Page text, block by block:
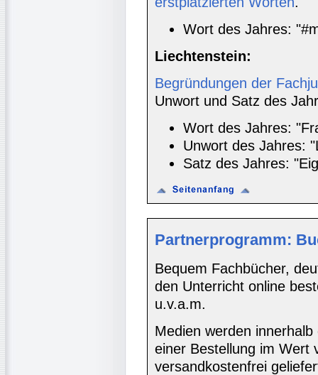
Wort des Jahres:
Liechtenstein:
Begründungen der
Unwort und Satz des
Wort des Jahres:
Unwort des Jahres:
Satz des Jahres:
Partnerprogramm:
Bequem Fachbücher,
den Unterricht online
u.v.a.m.
Medien werden
einer Bestellung im Wert
versandkostenfrei